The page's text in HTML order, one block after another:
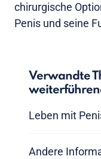
chirurgische
Penis und seine
Verwandte
Leben mit
Andere